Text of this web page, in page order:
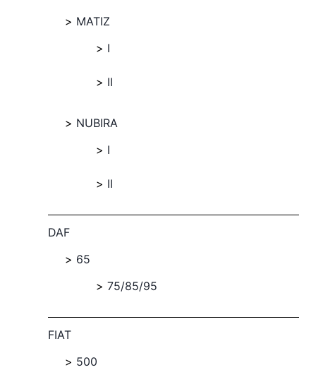
MATIZ
I
II
NUBIRA
I
II
DAF
65
75/85/95
FIAT
500